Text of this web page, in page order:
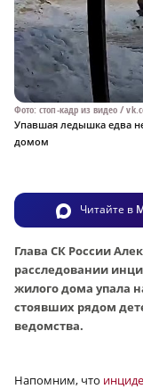
Фото: стоп-кадр из видео /
Упавшая ледышка едва
домом
Читайте в
Глава СК России
расследовании
жилого дома упала
стоявших рядом
ведомства.
Напомним, что